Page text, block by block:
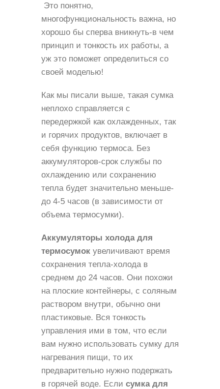
Это понятно,
многофункциональность важна, но
хорошо бы сперва вникнуть-в чем
принцип и тонкость их работы, а
уж это поможет определиться со
своей моделью!
Как мы писали выше, такая сумка
неплохо справляется с
передержкой как охлажденных, так
и горячих продуктов, включает в
себя функцию термоса. Без
аккумуляторов-срок службы по
охлаждению или сохранению
тепла будет значительно меньше-
до 4-5 часов (в зависимости от
объема термосумки).
Аккумуляторы холода для
термосумок увеличивают время
сохранения тепла-холода в
среднем до 24 часов. Они похожи
на плоские контейнеры, с соляным
раствором внутри, обычно они
пластиковые. Вся тонкость
управления ими в том, что если
вам нужно использовать сумку для
нагревания пищи, то их
предварительно нужно подержать
в горячей воде. Если сумка для